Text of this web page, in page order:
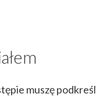
muszę